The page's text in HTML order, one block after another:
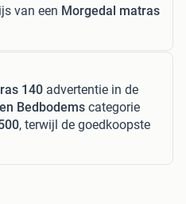
van een Morgedal matras
140 advertentie in de
Bedbodems categorie
, terwijl de goedkoopste